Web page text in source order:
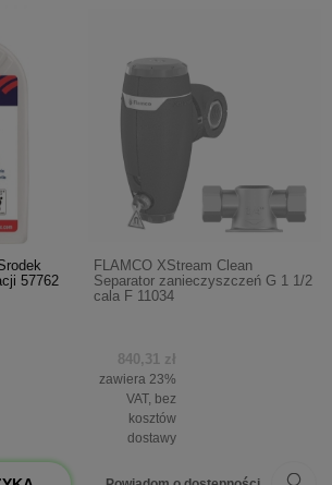
57762
FLAMCO XStream Clean
Separator zanieczyszczeń G 1 1/2
cala F 11034
840,31 zł
zawiera 23%
VAT, bez
kosztów
dostawy